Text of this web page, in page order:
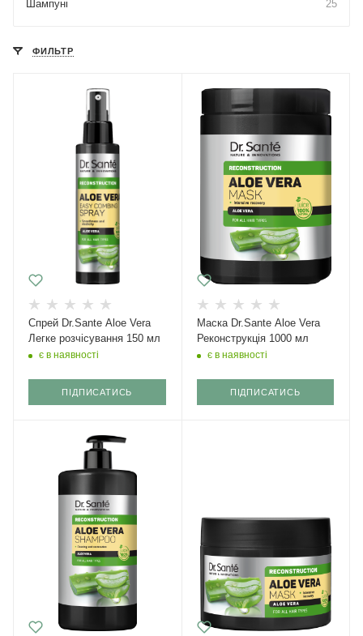
Шампуні 25
ФИЛЬТР
Спрей Dr.Sante Aloe Vera
Легке розчісування 150 мл
є в наявності
ПІДПИСАТИСЬ
Маска Dr.Sante Aloe Vera
Реконструкція 1000 мл
є в наявності
ПІДПИСАТИСЬ